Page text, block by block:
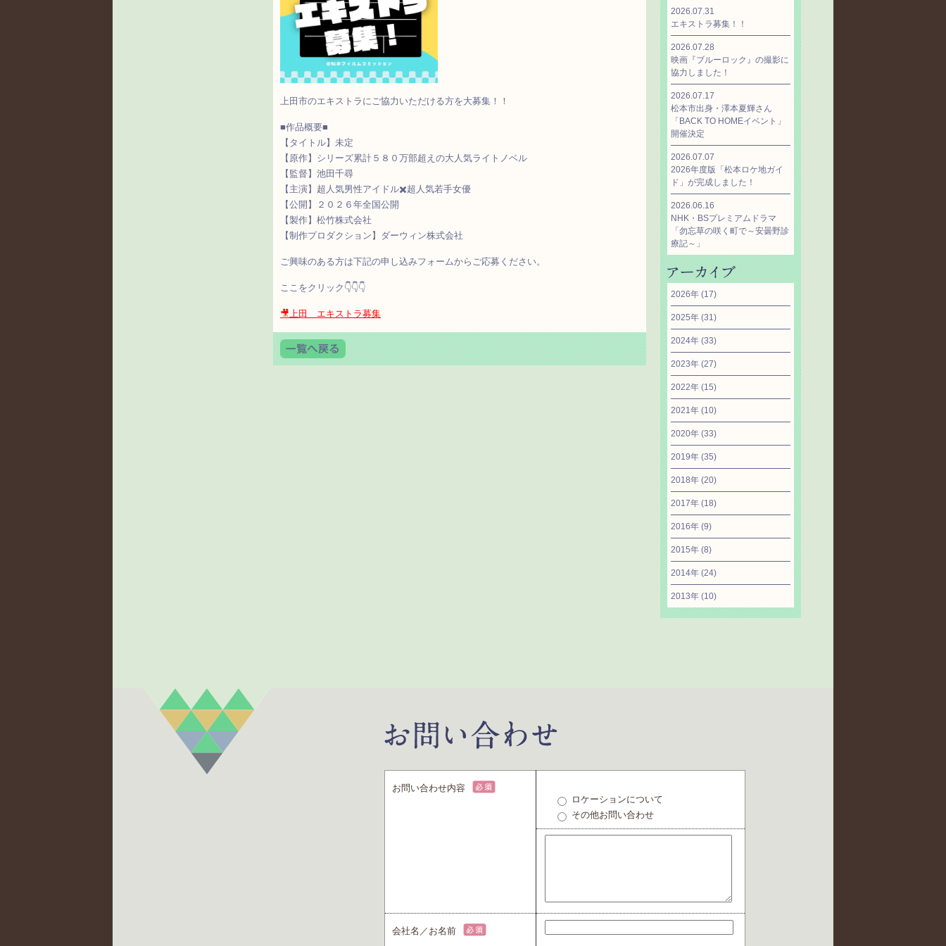
上田市のエキストラにご協⼒いただける⽅を⼤募集！！
■作品概要■
【タイトル】未定
【原作】シリーズ累計５８０万部超えの大人気ライトノベル
【監督】池田千尋
【主演】超人気男性アイドル✖️超人気若手女優
【公開】２０２６年全国公開
【製作】松竹株式会社
【制作プロダクション】ダーウィン株式会社
ご興味のある方は下記の申し込みフォームからご応募ください。
ここをクリック👇👇👇
🎥上田 エキストラ募集
2026.07.31
エキストラ募集！！
2026.07.28
映画『ブルーロック』の撮影に
協力しました！
2026.07.17
松本市出身・澤本夏輝さん
「BACK TO HOMEイベント」
開催決定
2026.07.07
2026年度版「松本ロケ地ガイ
ド」が完成しました！
2026.06.16
NHK・BSプレミアムドラマ
「勿忘草の咲く町で～安曇野診
療記～」
2026年 (17)
2025年 (31)
2024年 (33)
2023年 (27)
2022年 (15)
2021年 (10)
2020年 (33)
2019年 (35)
2018年 (20)
2017年 (18)
2016年 (9)
2015年 (8)
2014年 (24)
2013年 (10)
お問い合わせ内容
ロケーションについて
その他お問い合わせ
会社名／お名前